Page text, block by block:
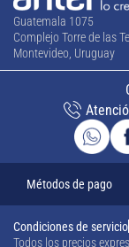
Guatemala 1075
Complejo Torre de las
Montevideo, Uruguay
Métodos de pago
Todos los precios
Condiciones de servicio